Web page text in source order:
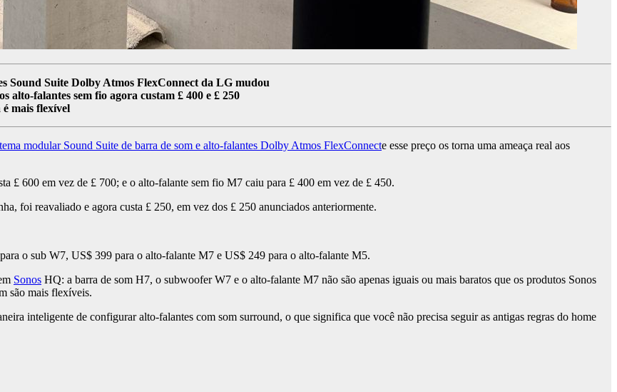
Sound Suite Dolby Atmos FlexConnect da LG mudou
alto-falantes sem fio agora custam £ 400 e £ 250
é mais flexível
modular Sound Suite de barra de som e alto-falantes Dolby Atmos FlexConnecte esse preço os torna uma ameaça real aos
£ 600 em vez de £ 700; e o alto-falante sem fio M7 caiu para £ 400 em vez de £ 450.
foi reavaliado e agora custa £ 250, em vez dos £ 250 anunciados anteriormente.
o sub W7, US$ 399 para o alto-falante M7 e US$ 249 para o alto-falante M5.
Sonos HQ: a barra de som H7, o subwoofer W7 e o alto-falante M7 não são apenas iguais ou mais baratos que os produtos Sonos
são mais flexíveis.
inteligente de configurar alto-falantes com som surround, o que significa que você não precisa seguir as antigas regras do home